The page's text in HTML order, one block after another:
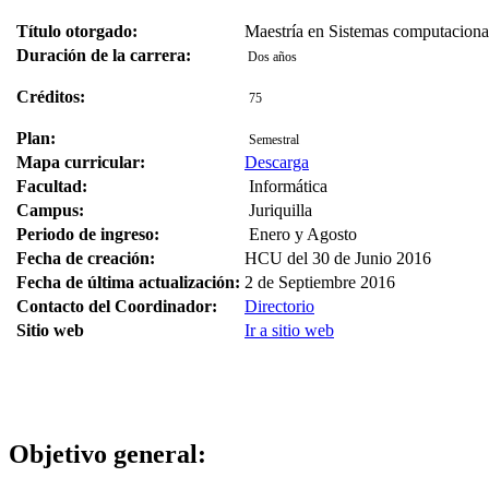
Título otorgado:
Maestría en Sistemas
Duración de la carrera:
Dos años
Créditos: 75
Plan: Semestral
Mapa curricular:
Descarga
Facultad:
Informática
Campus:
Juriquilla
Periodo de ingreso:
Enero y Agosto
Fecha de creación:
HCU del 30 de Junio 2016
Fecha de última actualización: 2 de Septiembre 2016
Contacto del Coordinador:
Directorio
Sitio web
Ir a sitio web
Objetivo general: